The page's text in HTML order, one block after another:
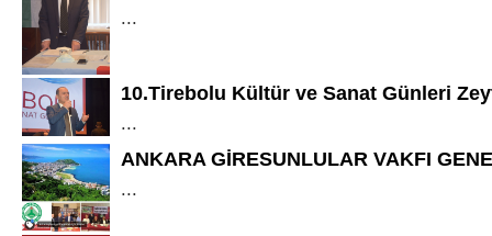
...
10.Tirebolu Kültür ve Sanat Günleri
...
ANKARA GİRESUNLULAR VAKFI
...